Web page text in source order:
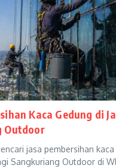
Kaca Gedung di
Outdoor
jasa pembersihan
Sangkuriang Outdoor di